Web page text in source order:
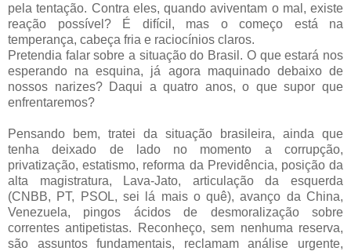
pela tentação. Contra eles, quando aviventam o mal, existe
reação possível? É difícil, mas o começo está na
temperança, cabeça fria e raciocínios claros.
Pretendia falar sobre a situação do Brasil. O que estará nos
esperando na esquina, já agora maquinado debaixo de
nossos narizes? Daqui a quatro anos, o que supor que
enfrentaremos?
Pensando bem, tratei da situação brasileira, ainda que
tenha deixado de lado no momento a corrupção,
privatização, estatismo, reforma da Previdência, posição da
alta magistratura, Lava-Jato, articulação da esquerda
(CNBB, PT, PSOL, sei lá mais o quê), avanço da China,
Venezuela, pingos ácidos de desmoralização sobre
correntes antipetistas. Reconheço, sem nenhuma reserva,
são assuntos fundamentais, reclamam análise urgente,